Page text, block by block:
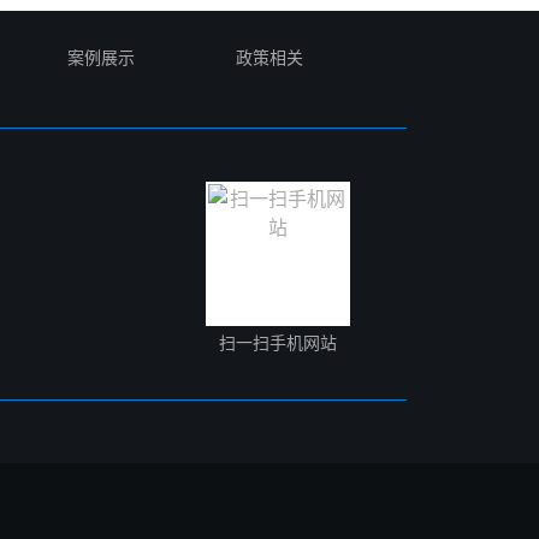
案例展示 政策相关
扫一扫手机网站